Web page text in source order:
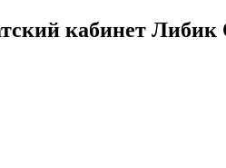
кабинет Либик